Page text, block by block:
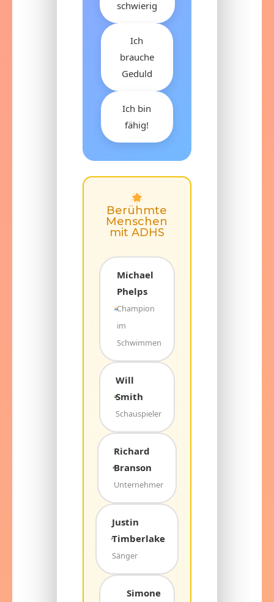
schwierig
Ich
brauche
Geduld
Ich bin
fähig!
Berühmte
Menschen
mit ADHS
Michael
Phelps
Champion
im
Schwimmen
Will
Smith
Schauspieler
Richard
Branson
Unternehmer
Justin
Timberlake
Sänger
Simone